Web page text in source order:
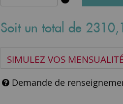
Soit un total de 2310,
SIMULEZ VOS
Demande de